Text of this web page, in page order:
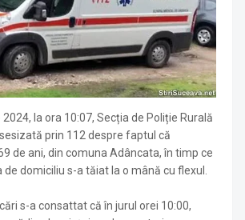
2024, la ora 10:07, Secția de Poliție Rurală
prin 112 despre faptul că
de ani, din comuna Adâncata, în timp ce
domiciliu s-a tăiat la o mână cu flexul.
s-a consattat că în jurul orei 10:00,